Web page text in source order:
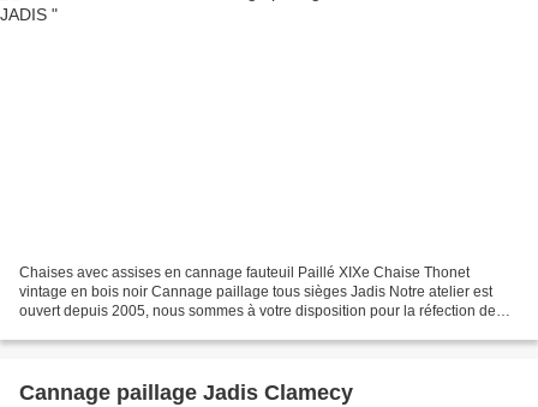
Chaises avec assises en cannage fauteuil Paillé XIXe Chaise Thonet
vintage en bois noir Cannage paillage tous sièges Jadis Notre atelier est
ouvert depuis 2005, nous sommes à votre disposition pour la réfection de
Cannage paillage Jadis Clamecy